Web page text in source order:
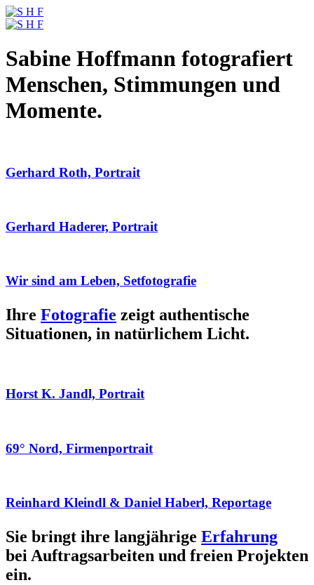
Sabine Hoffmann fotografiert
Menschen, Stimmungen und
Momente.
Gerhard Roth, Portrait
Gerhard Haderer, Portrait
Wir sind am Leben, Setfotografie
Ihre Fotografie zeigt authentische
Situationen, in natürlichem Licht.
Horst K. Jandl, Portrait
69° Nord, Firmenportrait
Reinhard Kleindl & Daniel Haberl, Reportage
Sie bringt ihre langjährige Erfahrung
bei Auftragsarbeiten und freien Projekten
ein.